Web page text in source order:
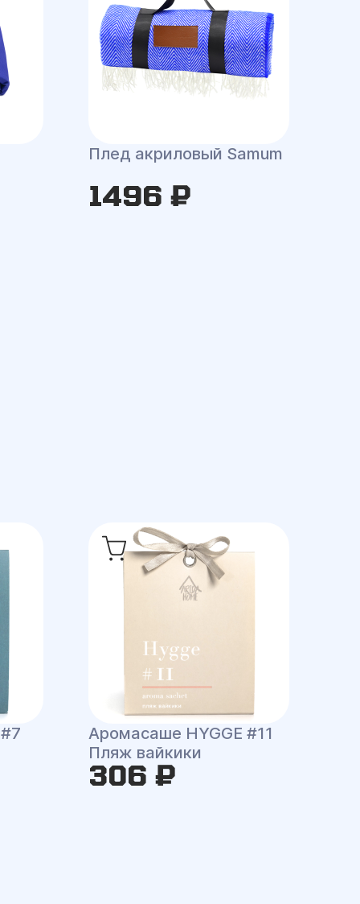
Плед акриловый Samum
1496 ₽
Аромасаше HYGGE #11
Пляж вайкики
306 ₽